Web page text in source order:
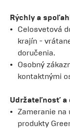
Rýchly a
Celosvetová
krajín -
doručenia.
Osobný
kontaktnými
Udržateľnosť a
Zameranie
produkty